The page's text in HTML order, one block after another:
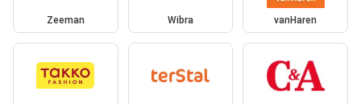
Zeeman Wibra vanHaren